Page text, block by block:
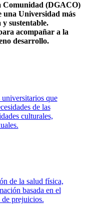
Comunidad (DGACO)
una Universidad más
y sustentable.
acompañar a la
desarrollo.
que
de las
culturales,
de la salud física,
basada en el
prejuicios.